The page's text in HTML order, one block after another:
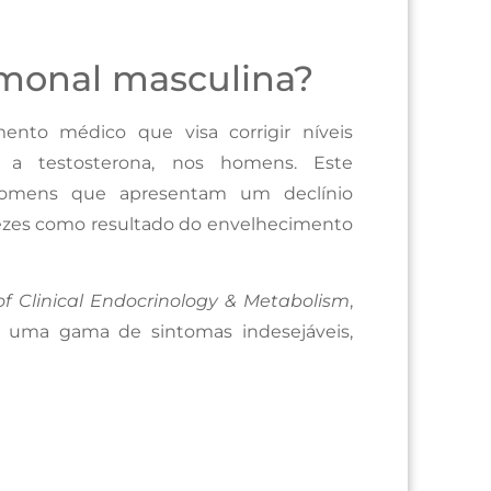
masculina?
médico que visa corrigir níveis
a testosterona, nos homens. Este
que apresentam um declínio
como resultado do envelhecimento
Clinical Endocrinology & Metabolism,
gama de sintomas indesejáveis,